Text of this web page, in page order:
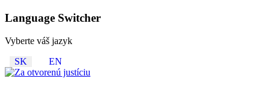
Language Switcher
Vyberte váš jazyk
SK
EN